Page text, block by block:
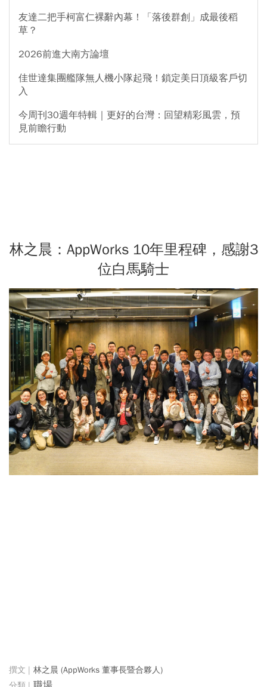
友達二把手柯富仁裸辭內幕！「落後群創」成最後稻
草？
2026前進大南方論壇
佳世達集團艦隊無人機小隊起飛！鎖定美日頂級客戶切
入
今周刊30週年特輯｜更好的台灣：回望精彩風雲，預
見前瞻行動
林之晨：AppWorks 10年里程碑，感謝3
位白馬騎士
林之晨 (AppWorks 董事長暨合夥人)